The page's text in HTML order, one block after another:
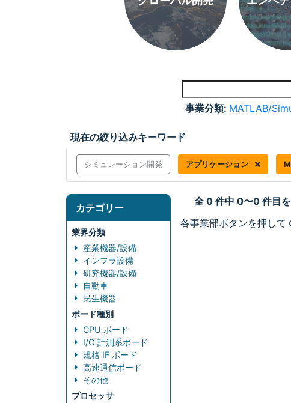
事業分類: MATLAB/
現在の絞り込みキーワード
シミュレーション開発 アプリケーション
カテゴリー
業界分類
産業機器/設備
インフラ設備
研究機器/設備
自動車
民生機器
ボード種別
CPU ボード
I/O 計測系ボード
規格 IF ボード
高速通信ボード
その他
プロセッサ
全 0 件中 0〜0 件目
各事業部ボタンを押して